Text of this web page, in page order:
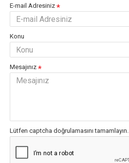
E-mail Adresiniz
Konu
Mesajınız
Lütfen captcha doğrulamasını tamamlayın.